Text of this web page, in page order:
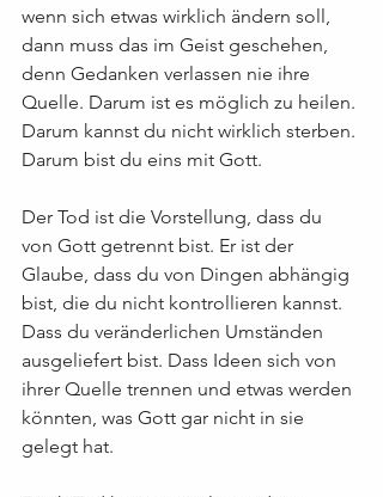
wenn sich etwas wirklich ändern soll,
dann muss das im Geist geschehen,
denn Gedanken verlassen nie ihre
Quelle. Darum ist es möglich zu heilen.
Darum kannst du nicht wirklich sterben.
Darum bist du eins mit Gott.
Der Tod ist die Vorstellung, dass du
von Gott getrennt bist. Er ist der
Glaube, dass du von Dingen abhängig
bist, die du nicht kontrollieren kannst.
Dass du veränderlichen Umständen
ausgeliefert bist. Dass Ideen sich von
ihrer Quelle trennen und etwas werden
könnten, was Gott gar nicht in sie
gelegt hat.